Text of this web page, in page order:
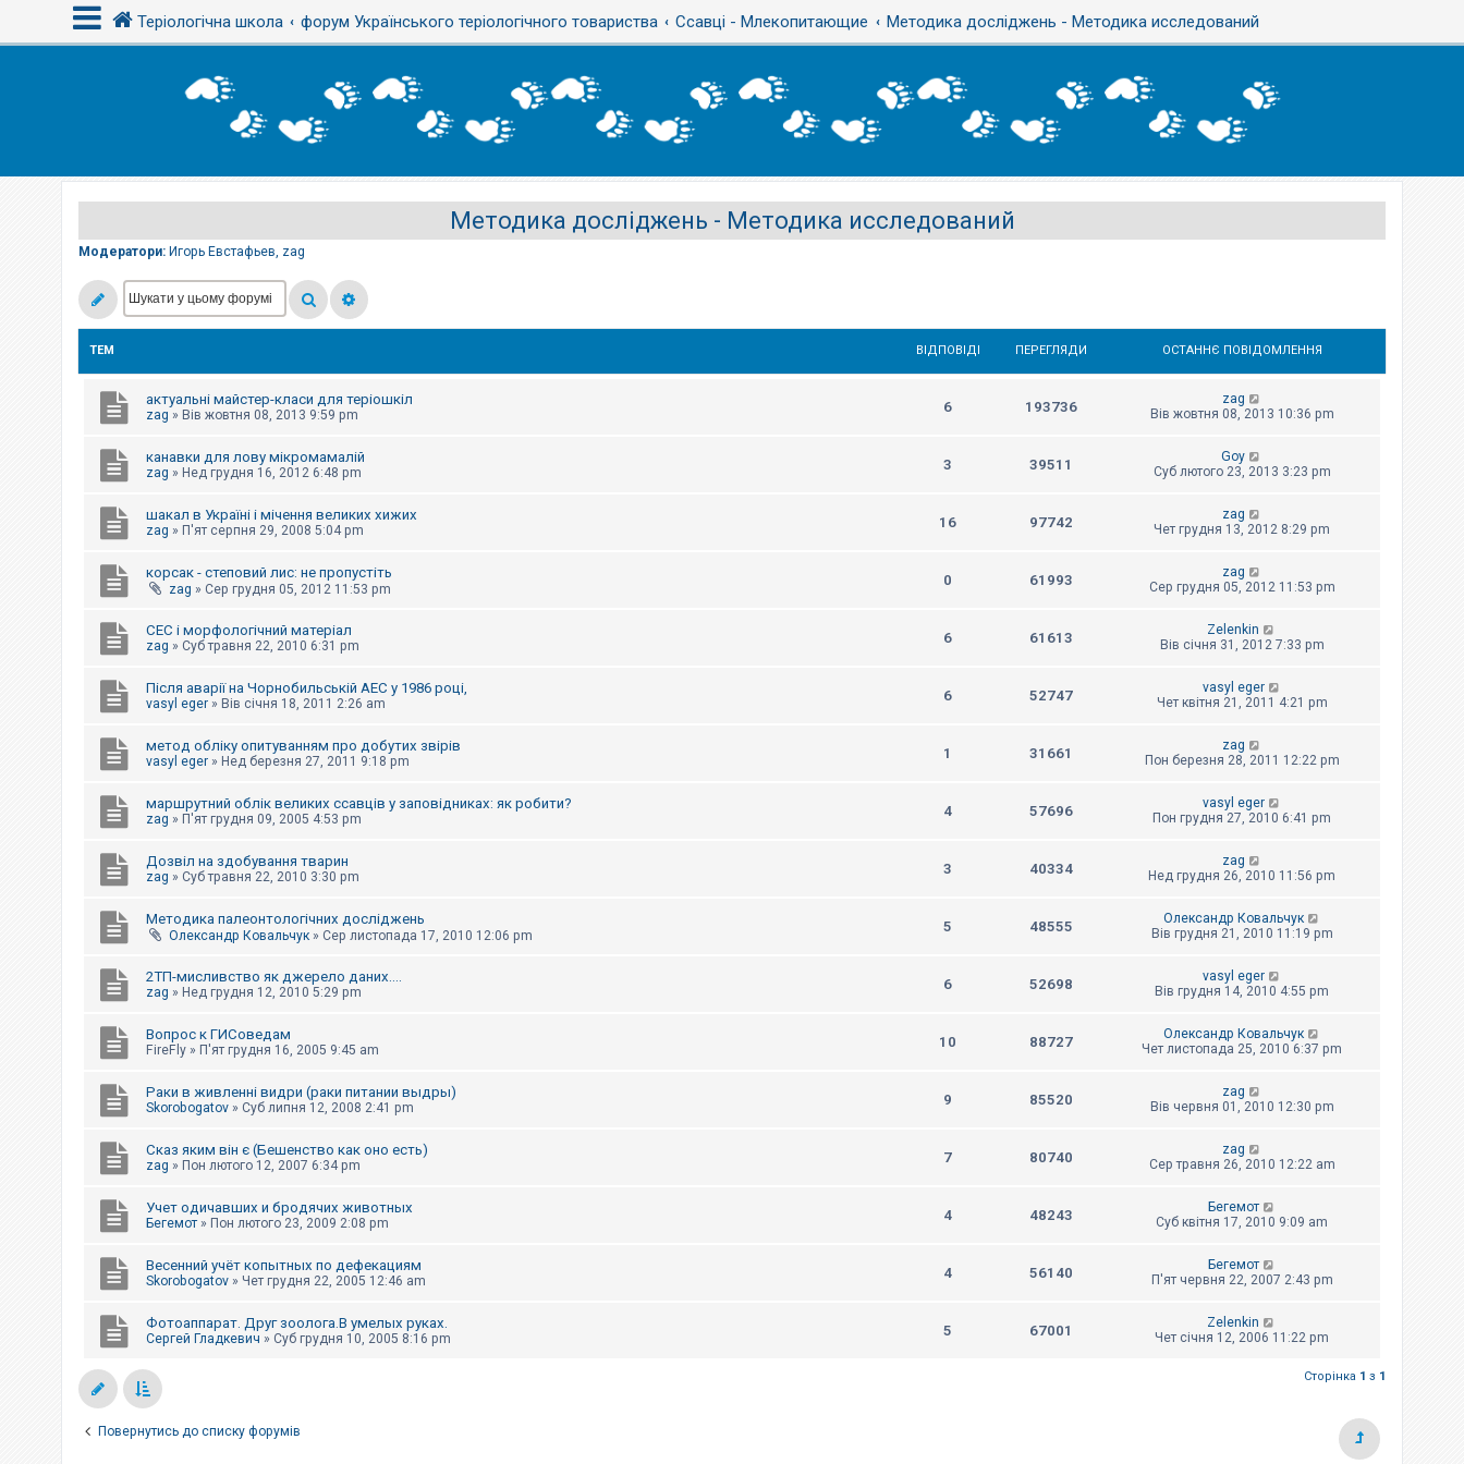
Теріологічна школа форум Українського теріологічного товариства Ссавці - Млекопитающие Методика досліджень - Методика исследований
Методика досліджень - Методика исследований
Модератори: Игорь Евстафьев, zag
ТЕМ ВІДПОВІДІ ПЕРЕГЛЯДИ ОСТАННЄ ПОВІДОМЛЕННЯ
актуальні майстер-класи для теріошкіл
zag » Вів жовтня 08, 2013 9:59 pm 6 193736
zag
Вів жовтня 08, 2013 10:36 pm
канавки для лову мікромамалій
zag » Нед грудня 16, 2012 6:48 pm 3 39511
Goy
Суб лютого 23, 2013 3:23 pm
шакал в Україні і мічення великих хижих
zag » П'ят серпня 29, 2008 5:04 pm 16 97742
zag
Чет грудня 13, 2012 8:29 pm
корсак - степовий лис: не пропустіть
zag » Сер грудня 05, 2012 11:53 pm
0 61993
zag
Сер грудня 05, 2012 11:53 pm
СЕС і морфологічний матеріал
zag » Суб травня 22, 2010 6:31 pm 6 61613
Zelenkin
Вів січня 31, 2012 7:33 pm
Після аварії на Чорнобильській АЕС у 1986 році,
vasyl eger » Вів січня 18, 2011 2:26 am 6 52747
vasyl eger
Чет квітня 21, 2011 4:21 pm
метод обліку опитуванням про добутих звірів
vasyl eger » Нед березня 27, 2011 9:18 pm 1 31661
zag
Пон березня 28, 2011 12:22 pm
маршрутний облік великих ссавців у заповідниках: як робити?
zag » П'ят грудня 09, 2005 4:53 pm 4 57696
vasyl eger
Пон грудня 27, 2010 6:41 pm
Дозвіл на здобування тварин
zag » Суб травня 22, 2010 3:30 pm 3 40334
zag
Нед грудня 26, 2010 11:56 pm
Методика палеонтологічних досліджень
Олександр Ковальчук » Сер листопада 17, 2010 12:06 pm
5 48555
Олександр Ковальчук
Вів грудня 21, 2010 11:19 pm
2ТП-мисливство як джерело даних....
zag » Нед грудня 12, 2010 5:29 pm 6 52698
vasyl eger
Вів грудня 14, 2010 4:55 pm
Вопрос к ГИСоведам
FireFly » П'ят грудня 16, 2005 9:45 am 10 88727
Олександр Ковальчук
Чет листопада 25, 2010 6:37 pm
Раки в живленні видри (раки питании выдры)
Skorobogatov » Суб липня 12, 2008 2:41 pm 9 85520
zag
Вів червня 01, 2010 12:30 pm
Сказ яким він є (Бешенство как оно есть)
zag » Пон лютого 12, 2007 6:34 pm 7 80740
zag
Сер травня 26, 2010 12:22 am
Учет одичавших и бродячих животных
Бегемот » Пон лютого 23, 2009 2:08 pm 4 48243
Бегемот
Суб квітня 17, 2010 9:09 am
Весенний учёт копытных по дефекациям
Skorobogatov » Чет грудня 22, 2005 12:46 am 4 56140
Бегемот
П'ят червня 22, 2007 2:43 pm
Фотоаппарат. Друг зоолога.В умелых руках.
Сергей Гладкевич » Суб грудня 10, 2005 8:16 pm 5 67001
Zelenkin
Чет січня 12, 2006 11:22 pm
Сторінка 1 з 1
Повернутись до списку форумів